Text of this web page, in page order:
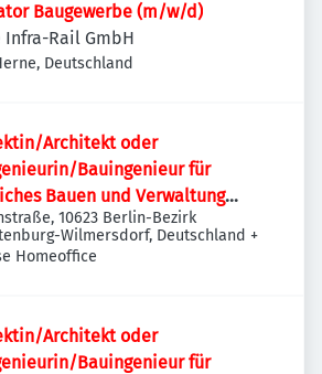
Baugewerbe (m/w/d)
Infra-Rail GmbH
Deutschland
Architekt oder
Bauingenieur für
Bauen und Verwaltung
10623 Berlin-Bezirk
Wilmersdorf, Deutschland +
Homeoffice
Architekt oder
Bauingenieur für